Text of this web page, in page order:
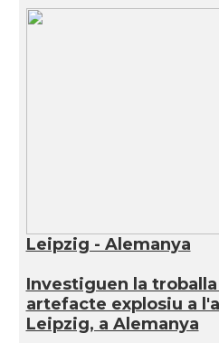
Leipzig - Alemanya
Investiguen la
artefacte explosiu a
Leipzig, a Alemanya